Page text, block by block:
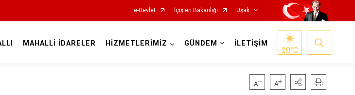
e-Devlet İçişleri Bakanlığı Uşak
MAHALLİ İDARELER HİZMETLERİMİZ GÜNDEM İLETİŞİM
20°C